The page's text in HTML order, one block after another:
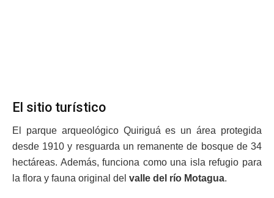
El sitio turístico
El parque arqueológico Quiriguá es un área protegida
desde 1910 y resguarda un remanente de bosque de 34
hectáreas. Además, funciona como una isla refugio para
la flora y fauna original del valle del río Motagua.